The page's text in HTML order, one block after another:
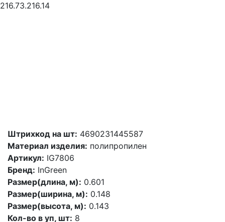
216.73.216.14
Штрихкод на шт: 4690231445587
Материал изделия: полипропилен
Артикул: IG7806
Бренд: InGreen
Размер(длина, м): 0.601
Размер(ширина, м): 0.148
Размер(высота, м): 0.143
Кол-во в уп, шт: 8